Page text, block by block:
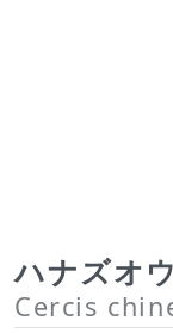
ハナズオウ
Cercis